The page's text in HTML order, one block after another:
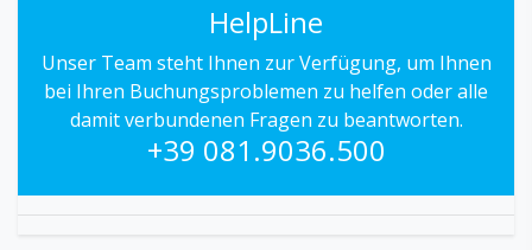
HelpLine
Unser Team steht Ihnen zur Verfügung, um Ihnen
bei Ihren Buchungsproblemen zu helfen oder alle
damit verbundenen Fragen zu beantworten.
+39 081.9036.500